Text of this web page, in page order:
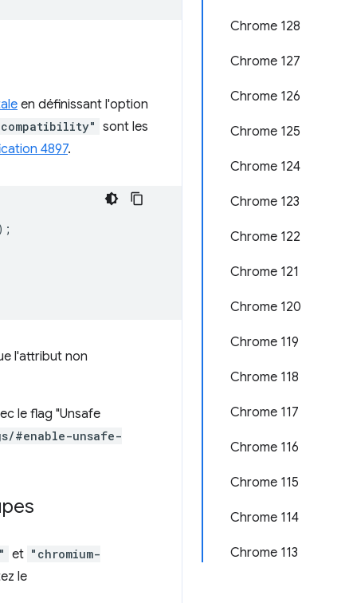
Chrome 128
Chrome 127
Chrome 126
Chrome 125
Chrome 124
Chrome 123
Chrome 122
Chrome 121
Chrome 120
Chrome 119
Chrome 118
Chrome 117
Chrome 116
Chrome 115
Chrome 114
Chrome 113
en définissant l'option
sont les
4897.
l'attribut non
le flag "Unsafe
#enable-unsafe-
et "chromium-
le